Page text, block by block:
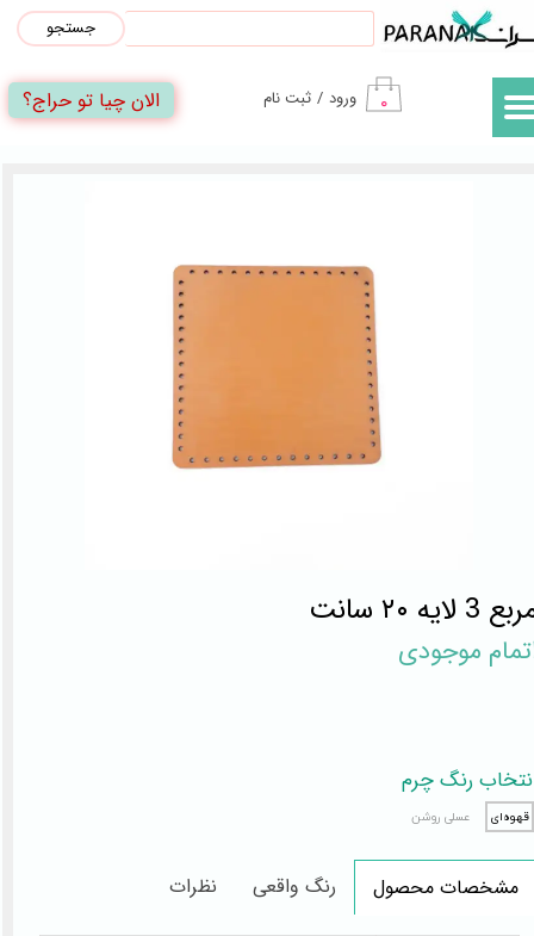
۰ ورود / ثبت نام
حساب کاربری من
تغییر گذر واژه
جستجو
الان چیا تو حراج؟
3 لایه ۲۰ سانت
موجودی
رنگ چرم
قهوه‌ای عسلی روشن
مشخصات محصول رنگ واقعی نظرات